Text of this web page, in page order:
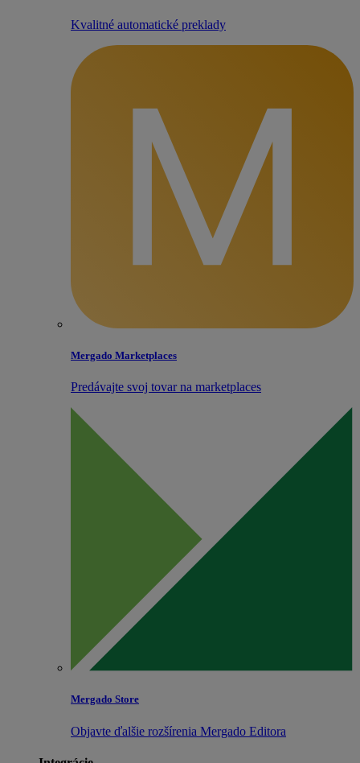
Kvalitné automatické preklady
Mergado Marketplaces
Predávajte svoj tovar na marketplaces
Mergado Store
Objavte ďalšie rozšírenia Mergado Editora